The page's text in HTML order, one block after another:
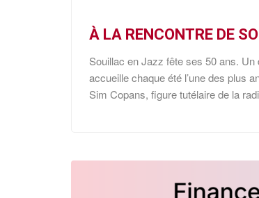
À LA RENCONTRE DE
Souillac en Jazz fête ses 50 ans.
accueille chaque été l’une des plus
Sim Copans, figure tutélaire de la